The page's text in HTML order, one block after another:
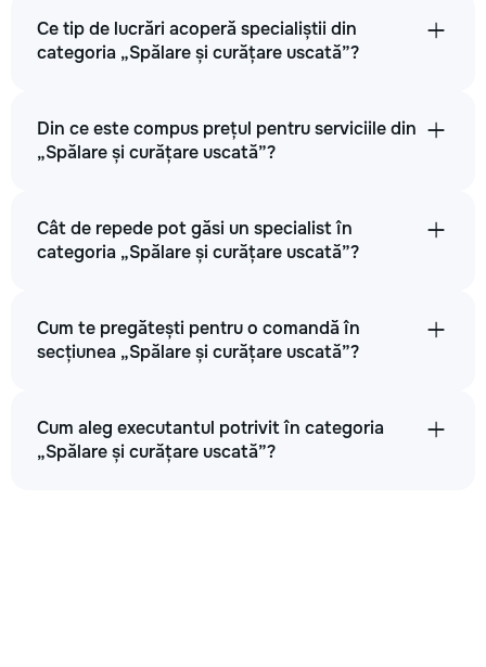
Ce tip de lucrări acoperă specialiștii din
categoria „Spălare și curățare uscată”?
Din ce este compus prețul pentru serviciile din
„Spălare și curățare uscată”?
Cât de repede pot găsi un specialist în
categoria „Spălare și curățare uscată”?
Cum te pregătești pentru o comandă în
secțiunea „Spălare și curățare uscată”?
Cum aleg executantul potrivit în categoria
„Spălare și curățare uscată”?